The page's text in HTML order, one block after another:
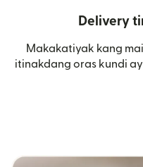
Delivery
Makakatiyak kang
itinakdang oras kundi